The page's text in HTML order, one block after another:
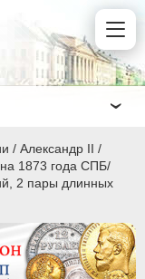
/ Александр II /
1873 года СПБ/
2 пары длинных